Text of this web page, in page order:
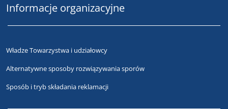
Informacje organizacyjne
Władze Towarzystwa i udziałowcy
Alternatywne sposoby rozwiązywania sporów
Sposób i tryb składania reklamacji